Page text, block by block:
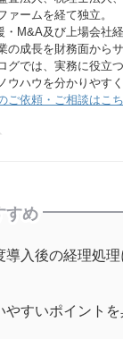
ァームを経て独立。
・M&A及び上場会社
の成長を財務面からサ
グでは、実務に役立
ウハウを分かりやす
ご依頼・ご相談はこ
すめ
導入後の経理処
やすいポイントを